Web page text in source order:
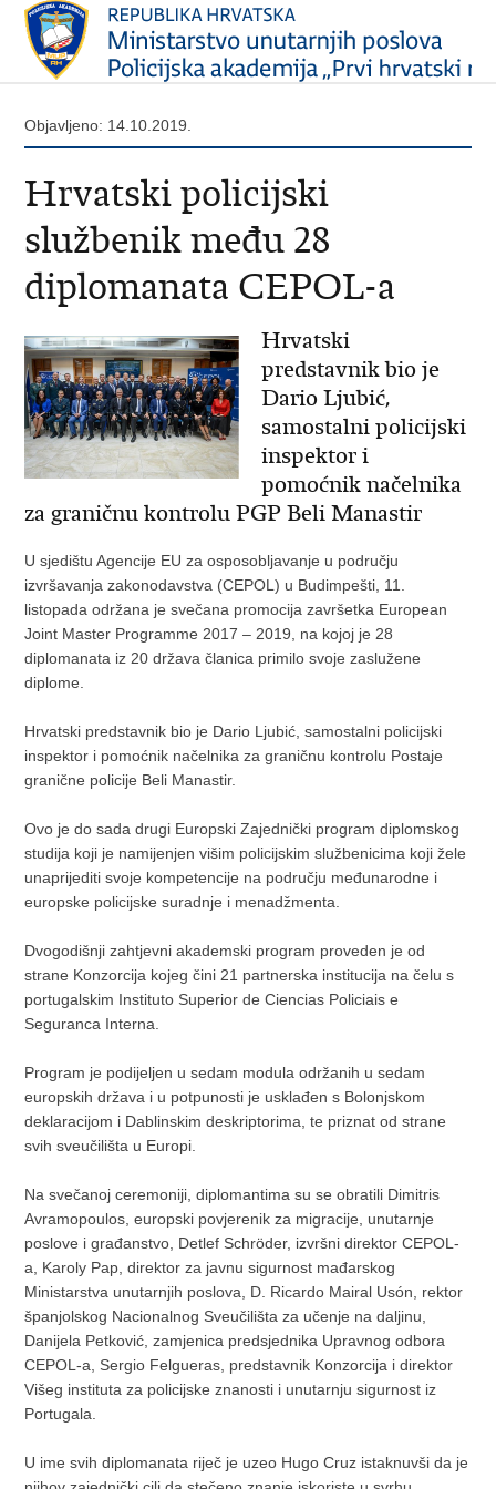
Objavljeno: 14.10.2019.
Hrvatski policijski
službenik među 28
diplomanata CEPOL-a
Hrvatski
predstavnik bio je
Dario Ljubić,
samostalni policijski
inspektor i
pomoćnik načelnika
za graničnu kontrolu PGP Beli Manastir
U sjedištu Agencije EU za osposobljavanje u području
izvršavanja zakonodavstva (CEPOL) u Budimpešti, 11.
listopada održana je svečana promocija završetka European
Joint Master Programme 2017 – 2019, na kojoj je 28
diplomanata iz 20 država članica primilo svoje zaslužene
diplome.
Hrvatski predstavnik bio je Dario Ljubić, samostalni policijski
inspektor i pomoćnik načelnika za graničnu kontrolu Postaje
granične policije Beli Manastir.
Ovo je do sada drugi Europski Zajednički program diplomskog
studija koji je namijenjen višim policijskim službenicima koji žele
unaprijediti svoje kompetencije na području međunarodne i
europske policijske suradnje i menadžmenta.
Dvogodišnji zahtjevni akademski program proveden je od
strane Konzorcija kojeg čini 21 partnerska institucija na čelu s
portugalskim Instituto Superior de Ciencias Policiais e
Seguranca Interna.
Program je podijeljen u sedam modula održanih u sedam
europskih država i u potpunosti je usklađen s Bolonjskom
deklaracijom i Dablinskim deskriptorima, te priznat od strane
svih sveučilišta u Europi.
Na svečanoj ceremoniji, diplomantima su se obratili Dimitris
Avramopoulos, europski povjerenik za migracije, unutarnje
poslove i građanstvo, Detlef Schröder, izvršni direktor CEPOL-
a, Karoly Pap, direktor za javnu sigurnost mađarskog
Ministarstva unutarnjih poslova, D. Ricardo Mairal Usón, rektor
španjolskog Nacionalnog Sveučilišta za učenje na daljinu,
Danijela Petković, zamjenica predsjednika Upravnog odbora
CEPOL-a, Sergio Felgueras, predstavnik Konzorcija i direktor
Višeg instituta za policijske znanosti i unutarnju sigurnost iz
Portugala.
U ime svih diplomanata riječ je uzeo Hugo Cruz istaknuvši da je